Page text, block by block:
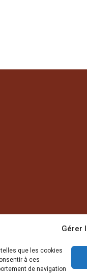
Gérer
que les cookies
à ces
de navigation